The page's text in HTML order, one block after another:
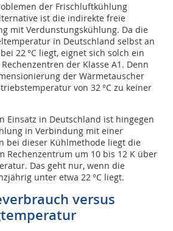
der Frischluftkühlung
ist die indirekte freie
mit Verdunstungskühlung. Da die
in Deutschland selbst an
22 °C liegt, eignet sich solch ein
der Klasse A1. Denn
der Wärmetauscher
von 32 °C zu keiner
Einsatz in Deutschland ist hingegen
in Verbindung mit einer
bei dieser Kühlmethode liegt die
Rechenzentrum um 10 bis 12 K über
Das geht nur, wenn die
unter etwa 22 °C liegt.
versus